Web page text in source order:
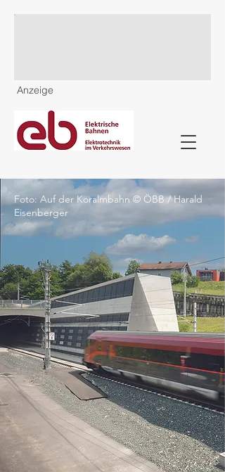
Anzeige
Foto: Auf der Koralmbahn © ÖBB / Harald
Eisenberger